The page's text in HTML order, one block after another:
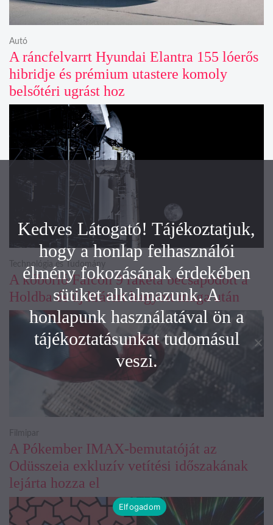
A ráncfelvarrt Hyundai Elantra 155 lóerős
hibridje és prémium utastere komoly
belsőtéri ugrást hoz
Autó
A kóborló Falcon 9 rakéta becsapódott a
Holdba és új krátert hagyott maga után
Technológia és Tudomány
A Pókember IMAX-bemutatóját az
Odüsszeia exkluzív vetítési időszakának
lejárta hozza el
Filmipar
Kedves Látogató! Tájékoztatjuk,
hogy a honlap felhasználói
élmény fokozásának érdekében
sütiket alkalmazunk. A
honlapunk használatával ön a
tájékoztatásunkat tudomásul
veszi.
Elfogadom